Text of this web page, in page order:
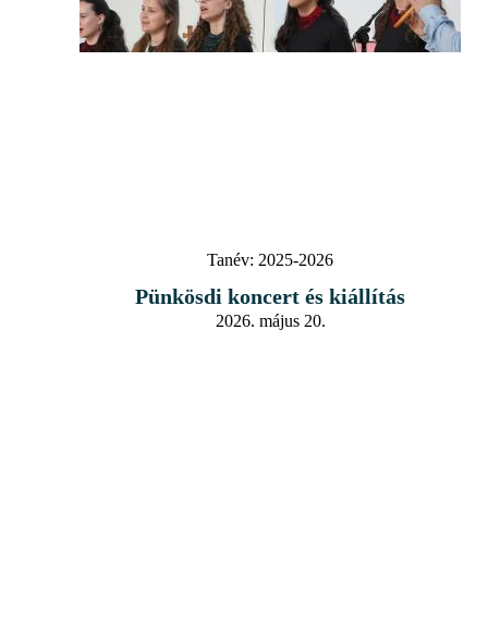
Tanév: 2025-2026
Pünkösdi koncert és kiállítás
2026. május 20.